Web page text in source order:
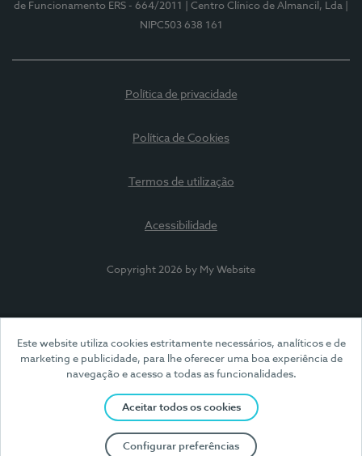
Este website utiliza cookies estritamente necessários, analíticos e de
marketing e publicidade, para lhe oferecer uma boa experiência de
navegação e acesso a todas as funcionalidades.
Aceitar todos os cookies
Configurar preferências
de Funcionamento ERS - 664/2011
| Centro Clínico de Almancil, Lda
NIPC503 638 161
Política de privacidade
Política de Cookies
Termos de utilização
Acessibilidade
Copyright 2026 by My Website